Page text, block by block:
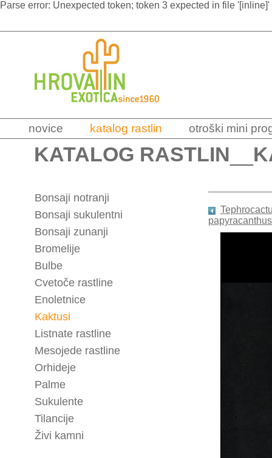
Parse error: Unexpected token; token 3 expected in file
novice katalog rastlin otroški mini
KATALOG RASTLIN
Bonsaji notranji
Bonsaji sukulentni
Bonsaji zunanji
Bromelije
Bulbe
Cvetoče rastline
Enoletnice
Kaktusi
Listnate rastline
Mesojede rastline
Orhideje
Palme
Sukulente
Tilancije
Živi kamni
papyracanthus